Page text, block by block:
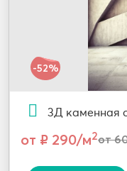
-52%
3Д каменная
от ₽ 290/м2от